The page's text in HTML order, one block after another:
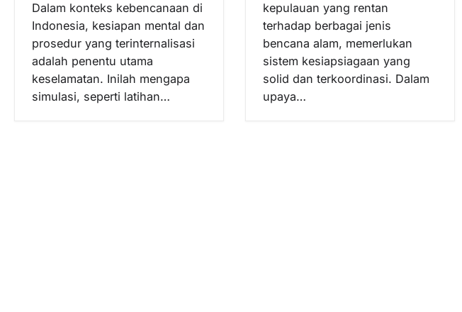
Dalam konteks kebencanaan di
Indonesia, kesiapan mental dan
prosedur yang terinternalisasi
adalah penentu utama
keselamatan. Inilah mengapa
simulasi, seperti latihan…
kepulauan yang rentan
terhadap berbagai jenis
bencana alam, memerlukan
sistem kesiapsiagaan yang
solid dan terkoordinasi. Dalam
upaya…